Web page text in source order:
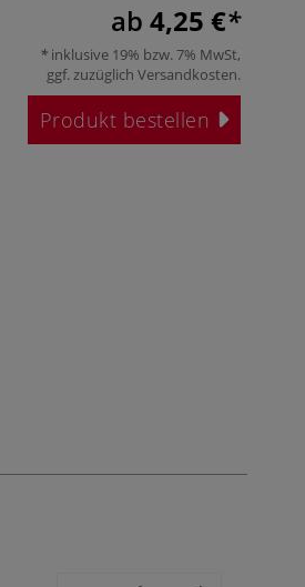
ab 4,25 €
inklusive 19% bzw. 7% MwSt,
ggf. zuzüglich Versandkosten.
Produkt bestellen